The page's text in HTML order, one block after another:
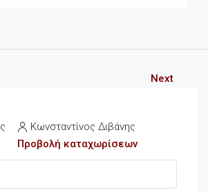
Next
Κωνσταντίνος Διβάνης
Προβολή καταχωρίσεων